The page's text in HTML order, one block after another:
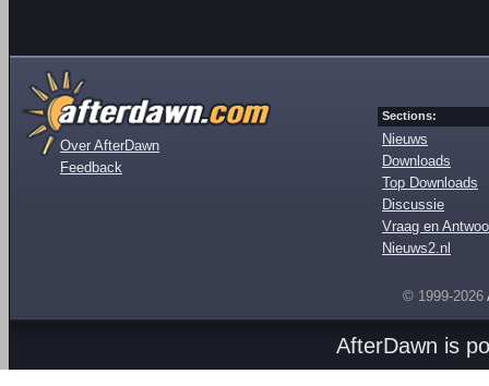
Over AfterDawn
Feedback
Sections:
Nieuws
Downloads
Top Downloads
Discussie
Vraag en
Nieuws2.nl
© 1999-2026
AfterDawn is